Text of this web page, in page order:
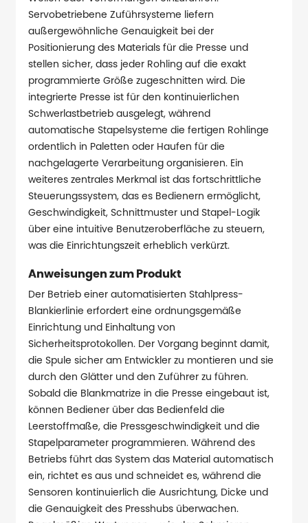
Servobetriebene Zuführsysteme liefern
außergewöhnliche Genauigkeit bei der
Positionierung des Materials für die Presse und
stellen sicher, dass jeder Rohling auf die exakt
programmierte Größe zugeschnitten wird. Die
integrierte Presse ist für den kontinuierlichen
Schwerlastbetrieb ausgelegt, während
automatische Stapelsysteme die fertigen Rohlinge
ordentlich in Paletten oder Haufen für die
nachgelagerte Verarbeitung organisieren. Ein
weiteres zentrales Merkmal ist das fortschrittliche
Steuerungssystem, das es Bedienern ermöglicht,
Geschwindigkeit, Schnittmuster und Stapel-Logik
über eine intuitive Benutzeroberfläche zu steuern,
was die Einrichtungszeit erheblich verkürzt.
Anweisungen zum Produkt
Der Betrieb einer automatisierten Stahlpress-
Blankierlinie erfordert eine ordnungsgemäße
Einrichtung und Einhaltung von
Sicherheitsprotokollen. Der Vorgang beginnt damit,
die Spule sicher am Entwickler zu montieren und sie
durch den Glätter und den Zuführer zu führen.
Sobald die Blankmatrize in die Presse eingebaut ist,
können Bediener über das Bedienfeld die
Leerstoffmaße, die Pressgeschwindigkeit und die
Stapelparameter programmieren. Während des
Betriebs führt das System das Material automatisch
ein, richtet es aus und schneidet es, während die
Sensoren kontinuierlich die Ausrichtung, Dicke und
die Genauigkeit des Presshubs überwachen.